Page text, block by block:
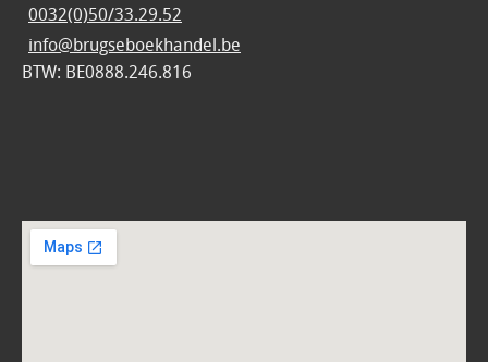
0032(0)50/33.29.52
info@brugseboekhandel.be
BTW: BE0888.246.816